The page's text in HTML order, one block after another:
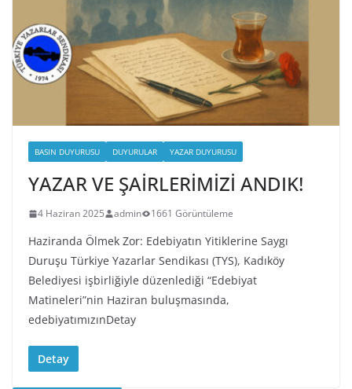
BASIN DUYURUSU DUYURULAR YAZAR DUYURUSU
YAZAR VE ŞAİRLERİMİZİ ANDIK!
4 Haziran 2025 admin 1661 Görüntüleme
Haziranda Ölmek Zor: Edebiyatın Yitiklerine Saygı
Duruşu Türkiye Yazarlar Sendikası (TYS), Kadıköy
Belediyesi işbirliğiyle düzenlediği “Edebiyat
Matineleri”nin Haziran buluşmasında,
edebiyatımızınDetay
Detay